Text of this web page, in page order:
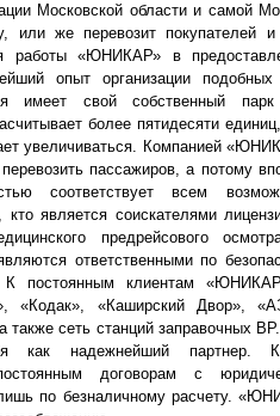
Московской области и самой
или же перевозит покупателей и
работы «ЮНИКАР» в
опыт организации
имеет свой собственный
более пятидесяти
увеличиваться. Компанией
пассажиров, а потому
соответствует всем
является соискателями
предрейсового
ответственными по
постоянным клиентам
«Кодак», «Каширский Двор»,
также сеть станций заправочных
как надежнейший партнер.
договорам с
по безналичному расчету.